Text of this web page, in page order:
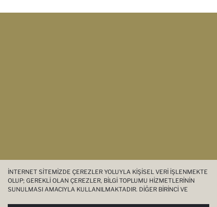
İNTERNET SITEMIZDE ÇEREZLER YOLUYLA KIŞISEL VERI IŞLENMEKTE
OLUP; GEREKLI OLAN ÇEREZLER, BILGI TOPLUMU HIZMETLERININ
SUNULMASI AMACIYLA KULLANILMAKTADIR. DIĞER BIRINCI VE